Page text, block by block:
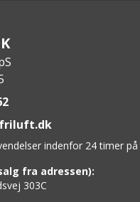
indenfor 24 timer på
fra adressen):
303C